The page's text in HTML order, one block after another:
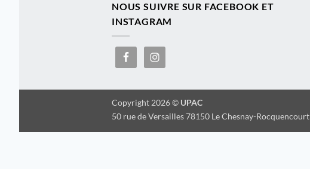
NOUS SUIVRE SUR FACEBOOK ET
INSTAGRAM
Copyright 2026 © UPAC
50 rue de Versailles 78150 Le Chesnay-Rocquencourt